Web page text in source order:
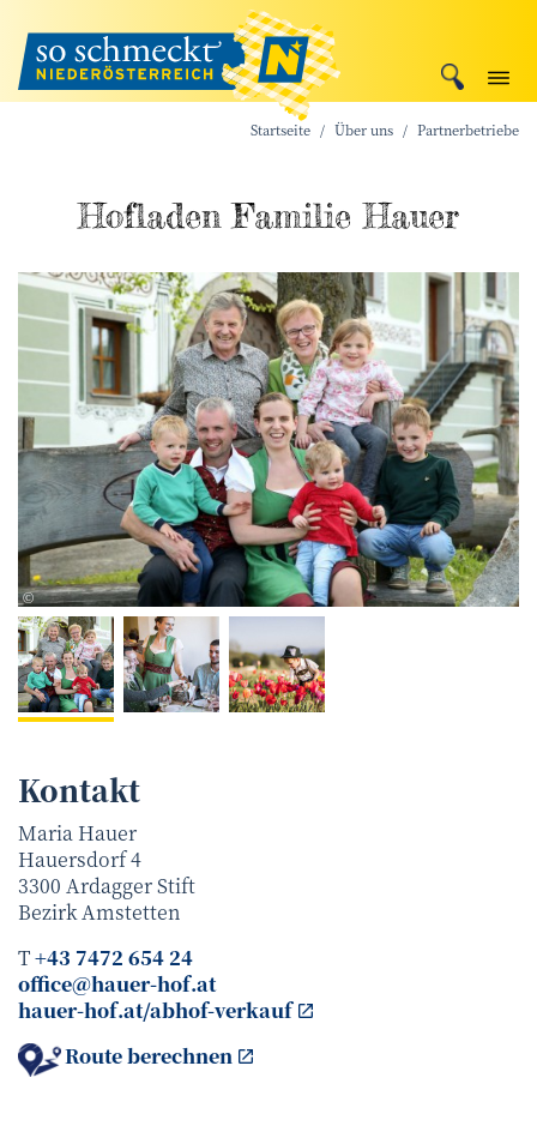
Startseite Über uns Partnerbetriebe
Hofladen Familie Hauer
©weinfranz
Kontakt
Maria Hauer
Hauersdorf 4
3300 Ardagger Stift
BezirkAmstetten
T+43 7472 654 24
office@hauer-hof.at
hauer-hof.at/abhof-verkauf
Route berechnen